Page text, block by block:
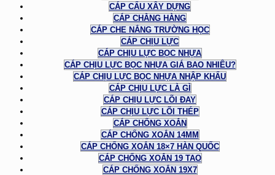
CÁP CẨU XÂY DỰNG
CÁP CHẰNG HÀNG
CÁP CHE NẮNG TRƯỜNG HỌC
CÁP CHỊU LỰC
CÁP CHỊU LỰC BỌC NHỰA
CÁP CHỊU LỰC BỌC NHỰA GIÁ BAO NHIÊU?
CÁP CHỊU LỰC BỌC NHỰA NHẬP KHẨU
CÁP CHỊU LỰC LÀ GÌ
CÁP CHỊU LỰC LÕI ĐAY
CÁP CHỊU LỰC LÕI THÉP
CÁP CHỐNG XOẮN
CÁP CHỐNG XOẮN 14MM
CÁP CHỐNG XOẮN 18×7 HÀN QUỐC
CÁP CHỐNG XOẮN 19 TAO
CÁP CHỐNG XOẮN 19X7